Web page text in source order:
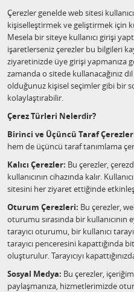
Çerezler genelde web sitesi
kişiselleştirmek ve geliştirmek için
Mesela bir siteye kullanıcı girişi
işaretlerseniz çerezler bu bilgileri
ziyaretinizde üye girişi yapmanıza
zamanda o sitede kullanacağınız
olduğunuz kişisel seçimler gibi bir
kolaylaştırabilir.
Çerez Türleri Nelerdir?
Birinci ve Üçüncü Taraf
hem de üçüncü taraf tanımlama
Kalıcı Çerezler: Bu çerezler,
kullanıcının cihazında kalır.
sitesini her ziyaret ettiğinde
Oturum Çerezleri: Bu çerezler,
oturumu sırasında bir
tarayıcı oturumu, bir kullanıcı
tarayıcı penceresini kapattığında
oluşturulur. Tarayıcıyı
Sosyal Medya: Bu çerezler,
paylaşmanıza, hizmetlerimizde